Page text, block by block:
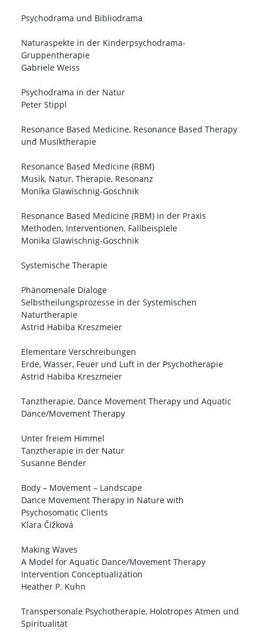
Psychodrama und Bibliodrama
Naturaspekte in der Kinderpsychodrama-
Gruppentherapie
Gabriele Weiss
Psychodrama in der Natur
Peter Stippl
Resonance Based Medicine, Resonance Based Therapy
und Musiktherapie
Resonance Based Medicine (RBM)
Musik, Natur, Therapie, Resonanz
Monika Glawischnig-Goschnik
Resonance Based Medicine (RBM) in der Praxis
Methoden, Interventionen, Fallbeispiele
Monika Glawischnig-Goschnik
Systemische Therapie
Phänomenale Dialoge
Selbstheilungsprozesse in der Systemischen
Naturtherapie
Astrid Habiba Kreszmeier
Elementare Verschreibungen
Erde, Wasser, Feuer und Luft in der Psychotherapie
Astrid Habiba Kreszmeier
Tanztherapie, Dance Movement Therapy und Aquatic
Dance/Movement Therapy
Unter freiem Himmel
Tanztherapie in der Natur
Susanne Bender
Body – Movement – Landscape
Dance Movement Therapy in Nature with
Psychosomatic Clients
Klara Čižková
Making Waves
A Model for Aquatic Dance/Movement Therapy
Intervention Conceptualization
Heather P. Kuhn
Transpersonale Psychotherapie, Holotropes Atmen und
Spiritualität